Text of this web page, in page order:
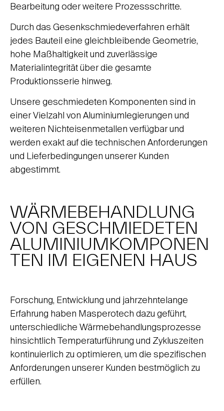
Bearbeitung oder weitere Prozessschritte.
Durch das Gesenkschmiedeverfahren erhält
jedes Bauteil eine gleichbleibende Geometrie,
hohe Maßhaltigkeit und zuverlässige
Materialintegrität über die gesamte
Produktionsserie hinweg.
Unsere geschmiedeten Komponenten sind in
einer Vielzahl von Aluminiumlegierungen und
weiteren Nichteisenmetallen verfügbar und
werden exakt auf die technischen Anforderungen
und Lieferbedingungen unserer Kunden
abgestimmt.
WÄRMEBEHANDLUNG
VON GESCHMIEDETEN
ALUMINIUMKOMPONEN
TEN IM EIGENEN HAUS
Forschung, Entwicklung und jahrzehntelange
Erfahrung haben Masperotech dazu geführt,
unterschiedliche Wärmebehandlungsprozesse
hinsichtlich Temperaturführung und Zykluszeiten
kontinuierlich zu optimieren, um die spezifischen
Anforderungen unserer Kunden bestmöglich zu
erfüllen.